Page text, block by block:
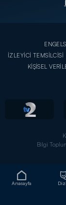
Anasayfa
İZLEYİCİ TEMSİLCİSİ
KİŞİSEL
Bilgi